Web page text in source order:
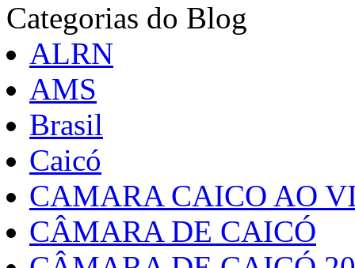
Categorias do Blog
ALRN
AMS
Brasil
Caicó
CAMARA CAICO AO
CÂMARA DE CAICÓ